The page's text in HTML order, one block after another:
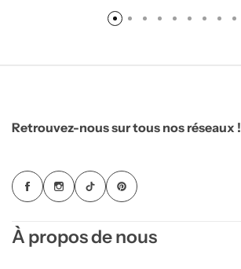
Retrouvez-nous sur tous nos réseaux !
À propos de nous